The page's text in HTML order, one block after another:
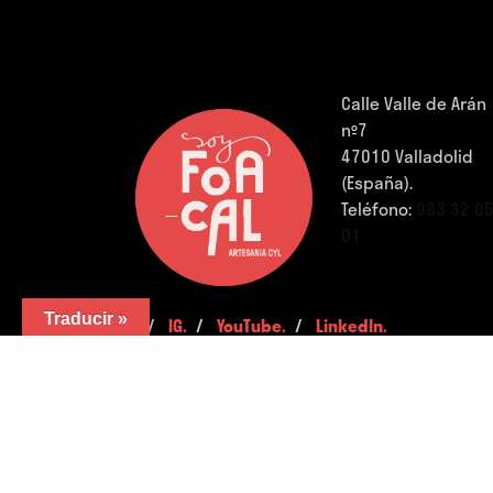
Calle Valle de Arán
nº7
47010 Valladolid
(España).
Teléfono:
FB. /IG. /YouTube. /LinkedIn.
Traducir »